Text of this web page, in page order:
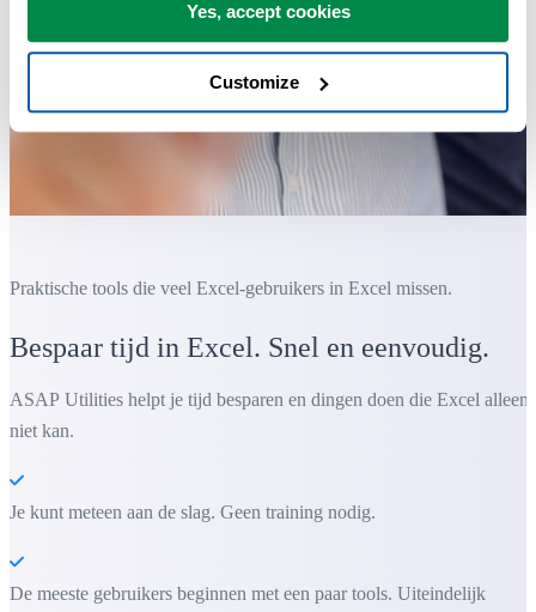
Yes, accept cookies
Customize
Praktische tools die veel Excel-gebruikers in Excel missen.
Bespaar tijd in Excel. Snel en eenvoudig.
ASAP Utilities helpt je tijd besparen en dingen doen die Excel alleen
niet kan.
Je kunt meteen aan de slag. Geen training nodig.
De meeste gebruikers beginnen met een paar tools. Uiteindelijk